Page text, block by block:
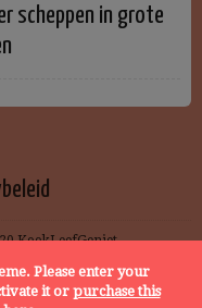
scheppen in grote
KookLeefGeniet
Please enter your
it or purchase this